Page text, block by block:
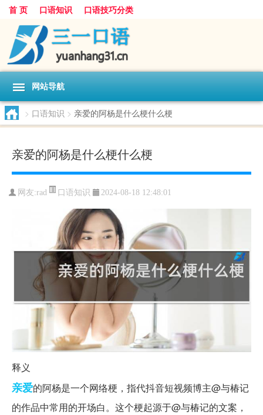
首 页 口语知识 口语技巧分类
网站导航
> 口语知识 > 亲爱的阿杨是什么梗什么梗
亲爱的阿杨是什么梗什么梗
网友:rad 口语知识 2024-08-18 12:48:01
释义
亲爱的阿杨是一个网络梗，指代抖音短视频博主@与椿记
的作品中常用的开场白。这个梗起源于@与椿记的文案，